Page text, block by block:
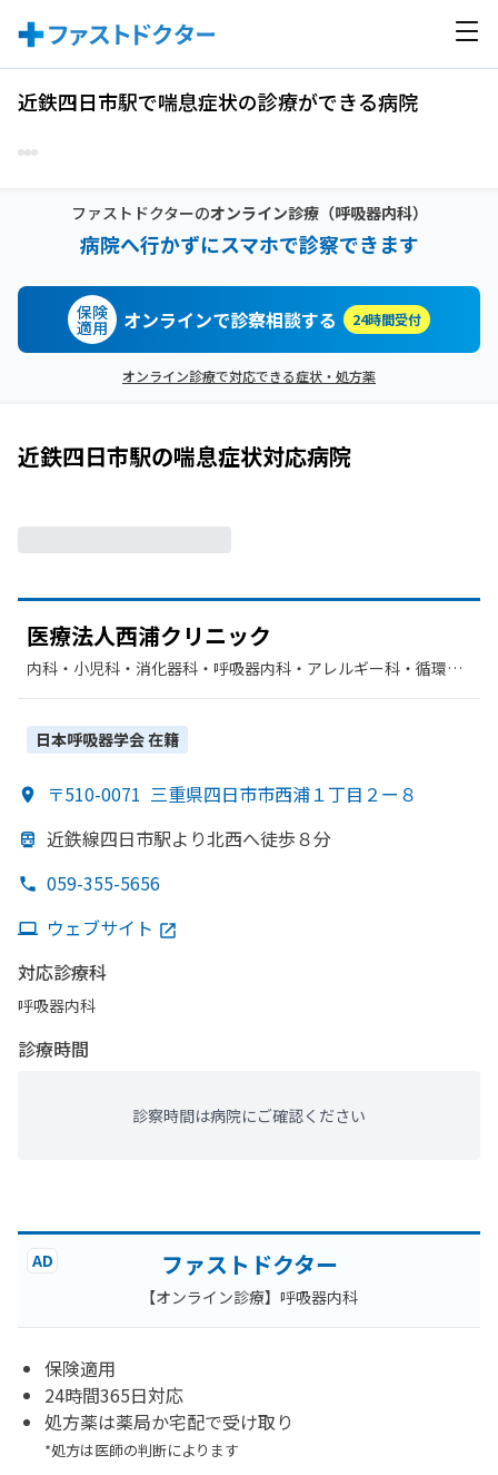
近鉄四日市駅で喘息症状の診療ができる病院
ファストドクターのオンライン診療（呼吸器内科）
病院へ行かずにスマホで診察できます
保険
適用 オンラインで診察相談する 24時間受付
オンライン診療で対応できる症状・処方薬
近鉄四日市駅の喘息症状対応病院
医療法人西浦クリニック
内科・​小児科・​消化器科・​呼吸器内科・​アレルギー科・​循環器
日本呼吸器学会在籍
〒510-0071 三重県四日市市西浦１丁目２ー８
近鉄線四日市駅より北西へ徒歩８分
059-355-5656
ウェブサイト
対応診療科
呼吸器内科
診療時間
診察時間は病院にご確認ください
AD ファストドクター
【オンライン診療】呼吸器内科
保険適用
24時間365日対応
処方薬は薬局か宅配で受け取り
*処方は医師の判断によります